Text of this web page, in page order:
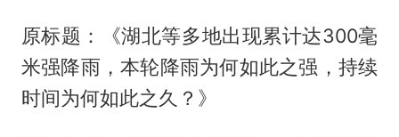
原标题：《湖北等多地出现累计达300毫
米强降雨，本轮降雨为何如此之强，持续
时间为何如此之久？》